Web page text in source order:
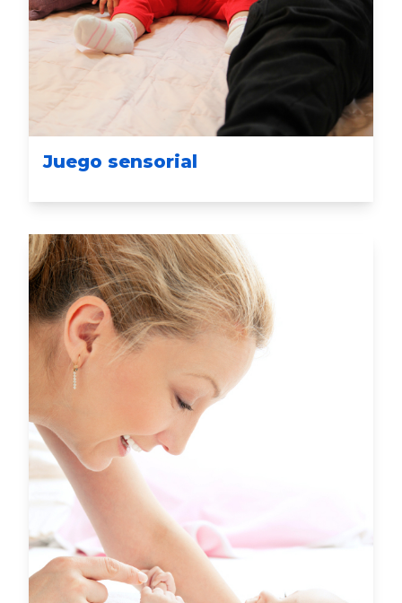
Juego sensorial